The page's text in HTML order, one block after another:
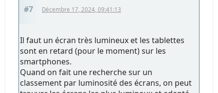
#7 Décembre 17, 2024, 09:41:13
Il faut un écran très lumineux et les tablettes
sont en retard (pour le moment) sur les
smartphones.
Quand on fait une recherche sur un
classement par luminosité des écrans, on peut